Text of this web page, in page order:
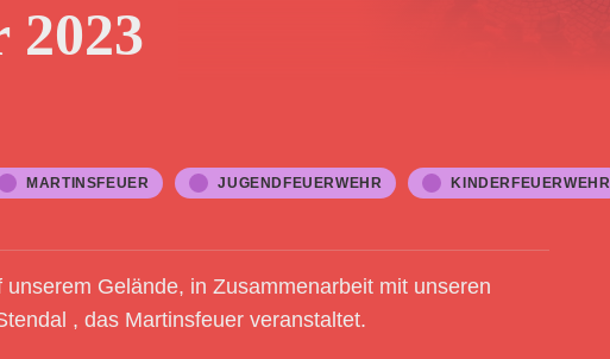
MARTINSFEUER JUGENDFEUERWEHR KINDERFEUERWEHR
Gelände, in Zusammenarbeit mit unseren
, das Martinsfeuer veranstaltet.